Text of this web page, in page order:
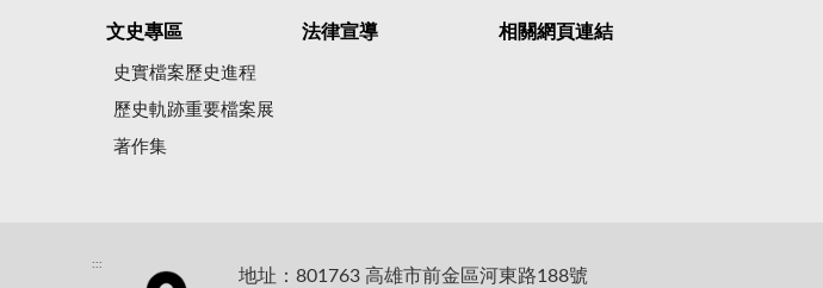
文史專區
史實檔案歷史進程
歷史軌跡重要檔案展
著作集
法律宣導 相關網頁連結
:::
地址：801763 高雄市前金區河東路188號